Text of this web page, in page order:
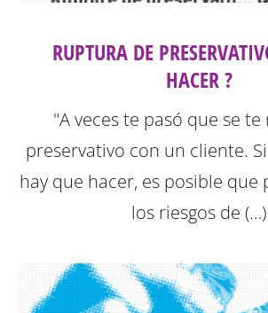
RUPTURA DE
HACER ?
"A veces te pasó que se
preservativo con un cliente.
hay que hacer, es posible que
los riesgos de (…)